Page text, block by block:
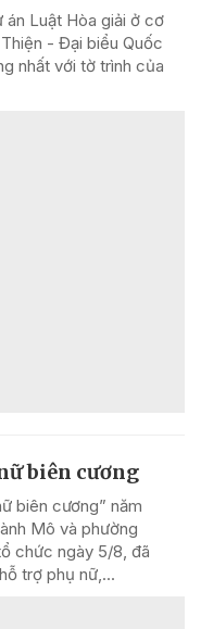
án Luật Hòa giải ở cơ
- Đại biểu Quốc
nhất với tờ trình của
biên cương
biên cương” năm
Mô và phường
chức ngày 5/8, đã
trợ phụ nữ,...